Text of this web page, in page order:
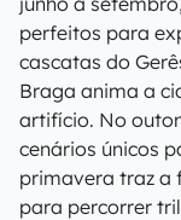
perfeitos para
cascatas do
Braga anima a
artifício. No
cenários únicos
primavera traz a
para percorrer